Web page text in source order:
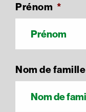
Prénom *
Nom de famille